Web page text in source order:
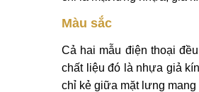
Màu sắc
Cả hai mẫu điện thoại
chất liệu đó là nhựa giả
chỉ kẻ giữa mặt lưng mang